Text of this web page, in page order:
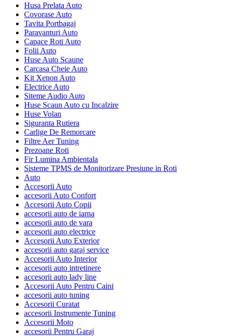
Husa Prelata Auto
Covorase Auto
Tavita Portbagaj
Paravanturi Auto
Capace Roti Auto
Folii Auto
Huse Auto Scaune
Carcasa Cheie Auto
Kit Xenon Auto
Electrice Auto
Siteme Audio Auto
Huse Scaun Auto cu Incalzire
Huse Volan
Siguranta Rutiera
Carlige De Remorcare
Filtre Aer Tuning
Prezoane Roti
Fir Lumina Ambientala
Sisteme TPMS de Monitorizare Presiune in Roti
Auto
Accesorii Auto
accesorii Auto Confort
Accesorii Auto Copii
accesorii auto de iarna
accesorii auto de vara
accesorii auto electrice
Accesorii Auto Exterior
accesorii auto garaj service
Accesorii Auto Interior
accesorii auto intretinere
accesorii auto lady line
Accesorii Auto Pentru Caini
accesorii auto tuning
Accesorii Curatat
accesorii Instrumente Tuning
Accesorii Moto
accesorii Pentru Garaj